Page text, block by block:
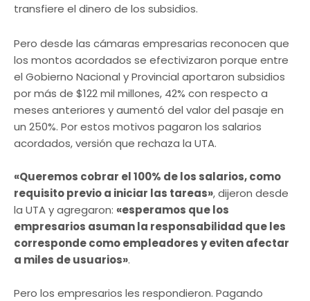
transfiere el dinero de los subsidios.
Pero desde las cámaras empresarias reconocen que
los montos acordados se efectivizaron porque entre
el Gobierno Nacional y Provincial aportaron subsidios
por más de $122 mil millones, 42% con respecto a
meses anteriores y aumentó del valor del pasaje en
un 250%. Por estos motivos pagaron los salarios
acordados, versión que rechaza la UTA.
«Queremos cobrar el 100% de los salarios, como
requisito previo a iniciar las tareas», dijeron desde
la UTA y agregaron: «esperamos que los
empresarios asuman la responsabilidad que les
corresponde como empleadores y eviten afectar
a miles de usuarios».
Pero los empresarios les respondieron. Pagando